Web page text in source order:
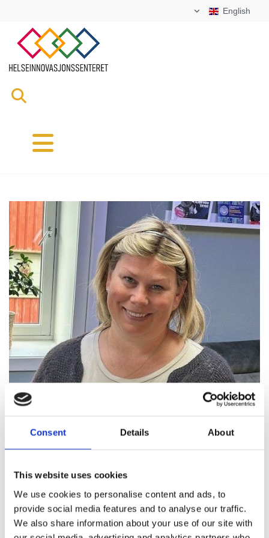
Consent Details About
This website uses cookies
We use cookies to personalise content and ads, to
provide social media features and to analyse our traffic.
We also share information about your use of our site with
English
06/06/2024
Nyansatt: Eirin
Eirin er snart 42 år og bor i Ørnvika på Frei sammen med
sin mann Gjøran og deres tre gutter. Hun har en
bachelorgrad i sykepleie og har omfattende erfaring fra
spesialisthelsetjenesten, både for voksne og barn. Hennes